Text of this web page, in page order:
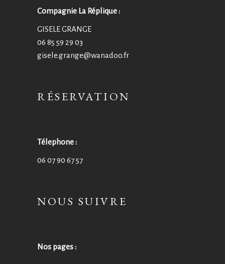
Compagnie La Réplique :
GISELE GRANGE
06 85 59 29 03
gisele.grange@wanadoo.fr
RÉSERVATION
Télephone :
06 07 90 67 57
NOUS SUIVRE
Nos pages :